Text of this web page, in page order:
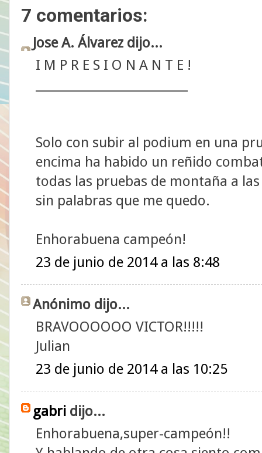
7 comentarios:
Jose A. Álvarez dijo...
I M P R E S I O N A N T E !
Solo con subir al podium en una
encima ha habido un reñido
todas las pruebas de montaña a
sin palabras que me quedo.
Enhorabuena campeón!
23 de junio de 2014 a las 8:48
Anónimo dijo...
BRAVOOOOOO VICTOR!!!!!
Julian
23 de junio de 2014 a las 10:25
gabri dijo...
Enhorabuena,super-campeón!!